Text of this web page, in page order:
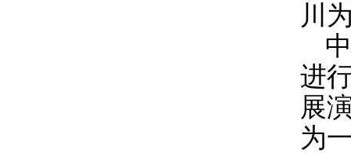
川
进
展
为